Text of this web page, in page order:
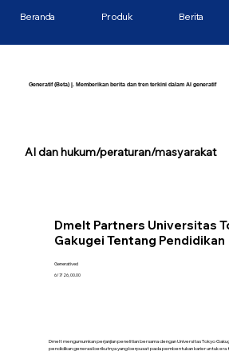
Generatif (Beta) |. Memberikan berita dan tren terkini dalam AI generatif
Dmelt Partners Universitas
Gakugei Tentang Pendidikan
Generatived
6/7/26, 00.00
Dmelt mengumumkan perjanjian penelitian bersama dengan Universitas Tokyo
pendidikan generasi berikutnya yang berpusat pada pembentukan karier untuk era
Beranda Produk Berita
AI dan hukum/peraturan/masyarakat